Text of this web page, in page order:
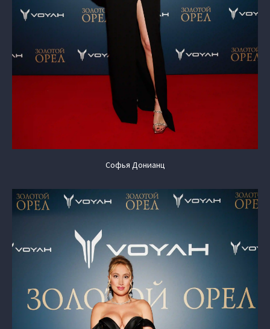
Софья Донианц